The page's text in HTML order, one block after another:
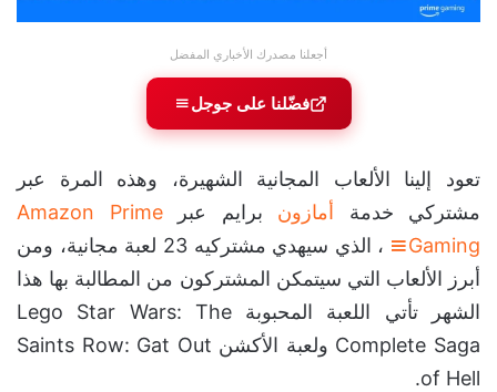
أجعلنا مصدرك الأخباري المفضل
فضّلنا على جوجل
تعود إلينا الألعاب المجانية الشهيرة، وهذه المرة عبر
مشتركي خدمة أمازون برايم عبرAmazon Prime
Gaming
، الذي سيهدي مشتركيه 23 لعبة مجانية، ومن
أبرز الألعاب التي سيتمكن المشتركون من المطالبة بها هذا
الشهر تأتي اللعبة المحبوبة Lego Star Wars: The
Complete Saga ولعبة الأكشن Saints Row: Gat Out
of Hell.